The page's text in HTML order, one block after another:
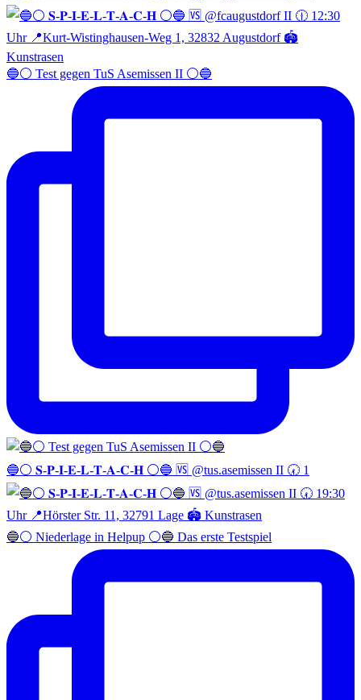
🔵⚪️ Test gegen TuS Asemissen II ⚪️🔵
🔵⚪️ 𝐒-𝐏-𝐈-𝐄-𝐋-𝐓-𝐀-𝐂-𝐇 ⚪️🔵 🆚 @tus.asemissen II 🕢 1
🔵⚪️ Niederlage in Helpup ⚪️🔵 Das erste Testspiel